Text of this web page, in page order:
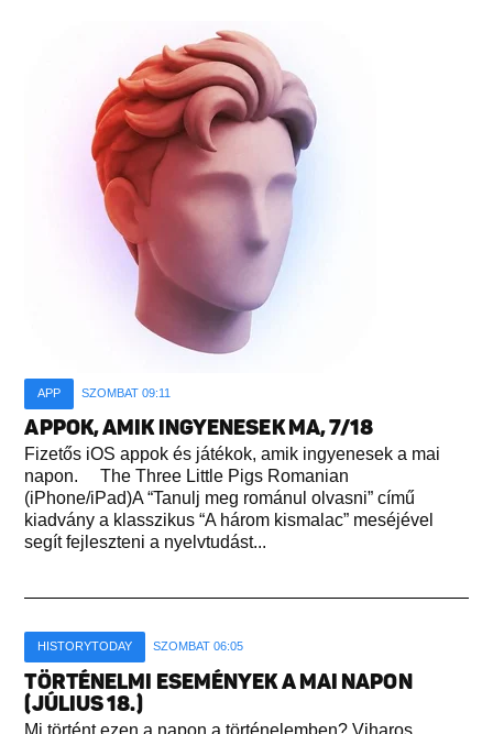
APP SZOMBAT 09:11
APPOK, AMIK INGYENESEK MA, 7/18
Fizetős iOS appok és játékok, amik ingyenesek a mai
napon. The Three Little Pigs Romanian
(iPhone/iPad)A “Tanulj meg románul olvasni” című
kiadvány a klasszikus “A három kismalac” meséjével
segít fejleszteni a nyelvtudást...
HISTORYTODAY SZOMBAT 06:05
TÖRTÉNELMI ESEMÉNYEK A MAI NAPON
(JÚLIUS 18.)
Mi történt ezen a napon a történelemben? Viharos